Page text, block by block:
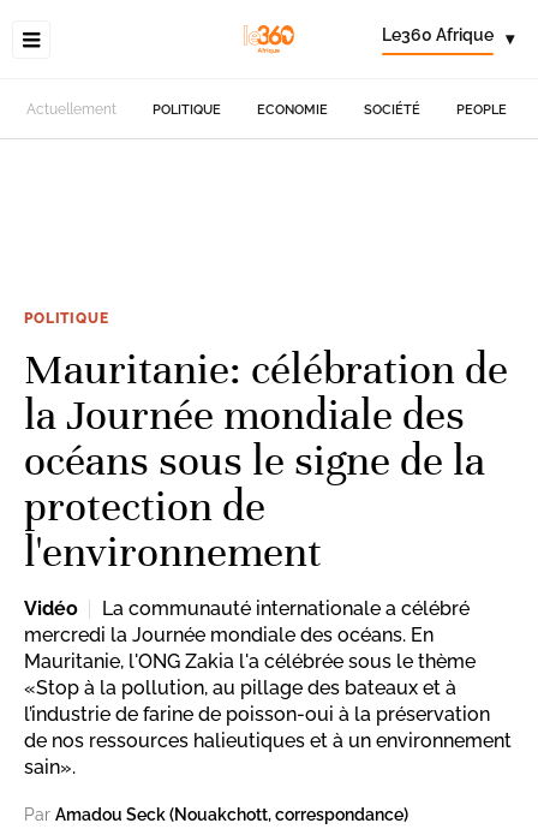
Le360 Afrique ▾
Actuellement POLITIQUE ECONOMIE SOCIÉTÉ PEOPLE
POLITIQUE
Mauritanie: célébration de
la Journée mondiale des
océans sous le signe de la
protection de
l'environnement
Vidéo
La communauté internationale a célébré
mercredi la Journée mondiale des océans. En
Mauritanie, l'ONG Zakia l'a célébrée sous le thème
«Stop à la pollution, au pillage des bateaux et à
l’industrie de farine de poisson-oui à la préservation
de nos ressources halieutiques et à un environnement
sain».
Par Amadou Seck (Nouakchott, correspondance)